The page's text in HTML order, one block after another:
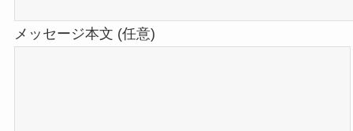
メッセージ本文 (任意)